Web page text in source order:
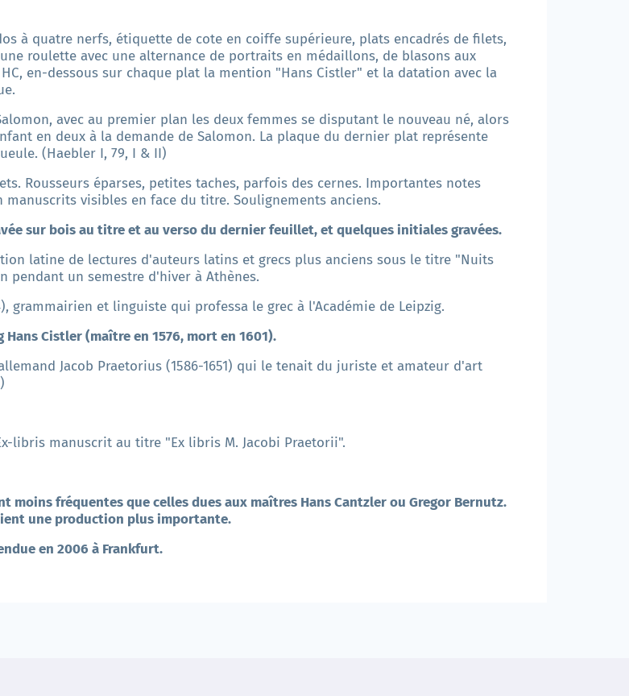
à quatre nerfs, étiquette de cote en coiffe supérieure, plats encadrés de filets,
roulette avec une alternance de portraits en médaillons, de blasons aux
, en-dessous sur chaque plat la mention "Hans Cistler" et la datation avec la
avec au premier plan les deux femmes se disputant le nouveau né, alors
en deux à la demande de Salomon. La plaque du dernier plat représente
(Haebler I, 79, I & II)
Rousseurs éparses, petites taches, parfois des cernes. Importantes notes
visibles en face du titre. Soulignements anciens.
sur bois au titre et au verso du dernier feuillet, et quelques initiales gravées.
latine de lectures d'auteurs latins et grecs plus anciens sous le titre "Nuits
pendant un semestre d'hiver à Athènes.
grammairien et linguiste qui professa le grec à l'Académie de Leipzig.
Hans Cistler (maître en 1576, mort en 1601).
Jacob Praetorius (1586-1651) qui le tenait du juriste et amateur d'art
libris manuscrit au titre "Ex libris M. Jacobi Praetorii".
moins fréquentes que celles dues aux maîtres Hans Cantzler ou Gregor Bernutz.
une production plus importante.
en 2006 à Frankfurt.